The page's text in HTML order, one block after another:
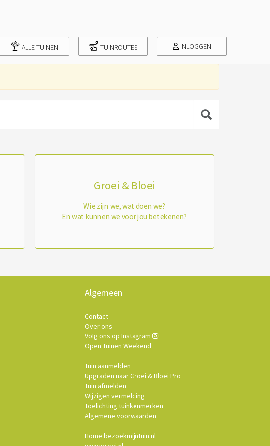
ALLE TUINEN TUINROUTES INLOGGEN
Groei & Bloei
Wie zijn we, wat doen we?
En wat kunnen we voor jou betekenen?
Algemeen
Contact
Over ons
Volg ons op Instagram
Open Tuinen Weekend
Tuin aanmelden
Upgraden naar Groei & Bloei Pro
Tuin afmelden
Wijzigen vermelding
Toelichting tuinkenmerken
Algemene voorwaarden
Home bezoekmijntuin.nl